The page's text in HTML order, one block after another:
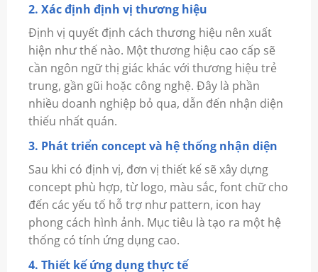
2. Xác định định vị thương hiệu
Định vị quyết định cách thương hiệu nên xuất
hiện như thế nào. Một thương hiệu cao cấp sẽ
cần ngôn ngữ thị giác khác với thương hiệu trẻ
trung, gần gũi hoặc công nghệ. Đây là phần
nhiều doanh nghiệp bỏ qua, dẫn đến nhận diện
thiếu nhất quán.
3. Phát triển concept và hệ thống nhận diện
Sau khi có định vị, đơn vị thiết kế sẽ xây dựng
concept phù hợp, từ logo, màu sắc, font chữ cho
đến các yếu tố hỗ trợ như pattern, icon hay
phong cách hình ảnh. Mục tiêu là tạo ra một hệ
thống có tính ứng dụng cao.
4. Thiết kế ứng dụng thực tế